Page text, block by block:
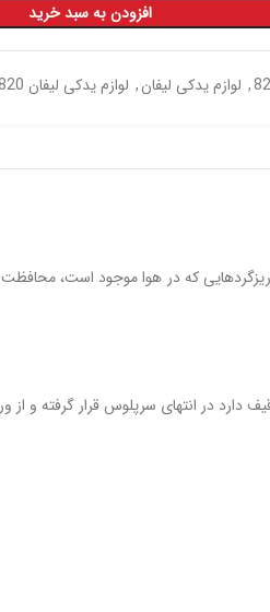
افزودن به سبد خرید
, لوازم یدکی لیفان, لوازم یدکی لیفان 820
که در هوا موجود است،
در انتهای سرپلوس قرار گرفته و